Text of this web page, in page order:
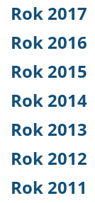
Rok 2017
Rok 2016
Rok 2015
Rok 2014
Rok 2013
Rok 2012
Rok 2011